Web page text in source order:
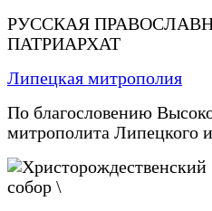
РУССКАЯ
ПАТРИАРХАТ
Липецкая митрополия
По благословению
митрополита Липецкого